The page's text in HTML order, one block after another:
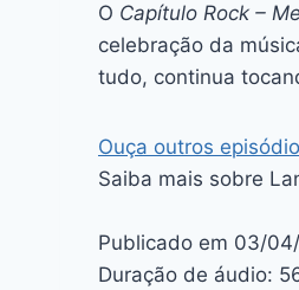
O Capítulo Rock –
celebração da
tudo, continua
Ouça outros
Saiba mais sobre
Publicado em 03/
Duração de áudio: